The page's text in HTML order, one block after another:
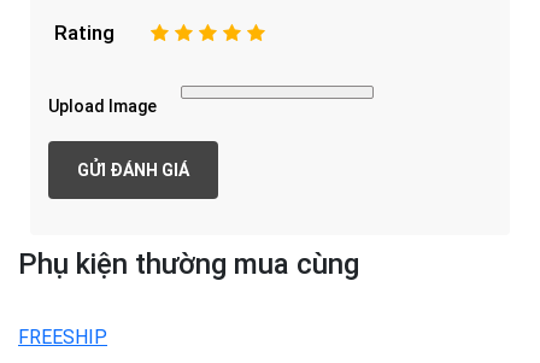
Rating 5
4
3
2
Upload Image
Phụ kiện thường mua cùng
FREESHIP